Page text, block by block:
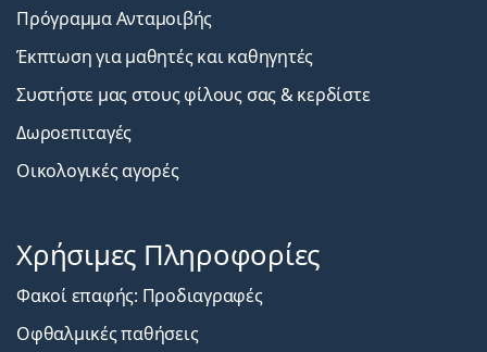
Πρόγραμμα Ανταμοιβής
Έκπτωση για μαθητές και καθηγητές
Συστήστε μας στους φίλους σας & κερδίστε
Δωροεπιταγές
Οικολογικές αγορές
Χρήσιμες Πληροφορίες
Φακοί επαφής: Προδιαγραφές
Οφθαλμικές παθήσεις